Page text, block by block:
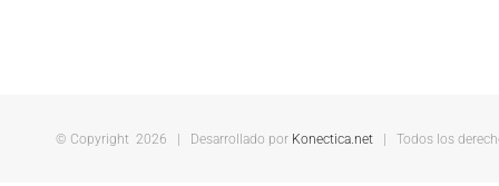
© Copyright2026 | Desarrollado por Konectica.net | Todos los